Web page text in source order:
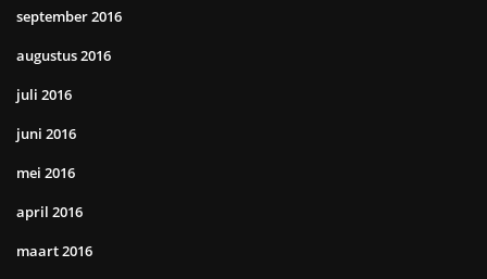
september 2016
augustus 2016
juli 2016
juni 2016
mei 2016
april 2016
maart 2016